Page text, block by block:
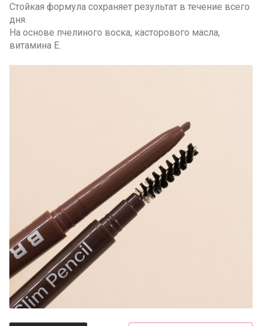
Стойкая формула сохраняет результат в течение всего
дня.
На основе пчелиного воска, касторового масла,
витамина Е.